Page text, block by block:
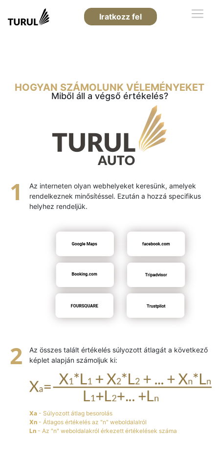
Iratkozz fel
HOGYAN SZÁMOLUNK VÉLEMÉNYEKET
Miből áll a végső értékelés?
Az interneten olyan webhelyeket keresünk, amelyek
rendelkeznek minősítéssel. Ezután a hozzá specifikus
helyhez rendeljük.
Az összes talált értékelés súlyozott átlagát a következő
képlet alapján számoljuk ki:
Xa - Súlyozott átlag besorolás
Xn - Átlagos értékelés az "n" weboldalalról
Ln - Az "n" weboldalakról érkezett értékelések száma